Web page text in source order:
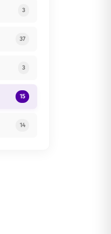
3
37
3
15
14